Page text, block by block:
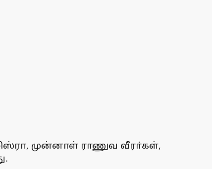
முன்னாள் ராணுவ வீரா்கள்,